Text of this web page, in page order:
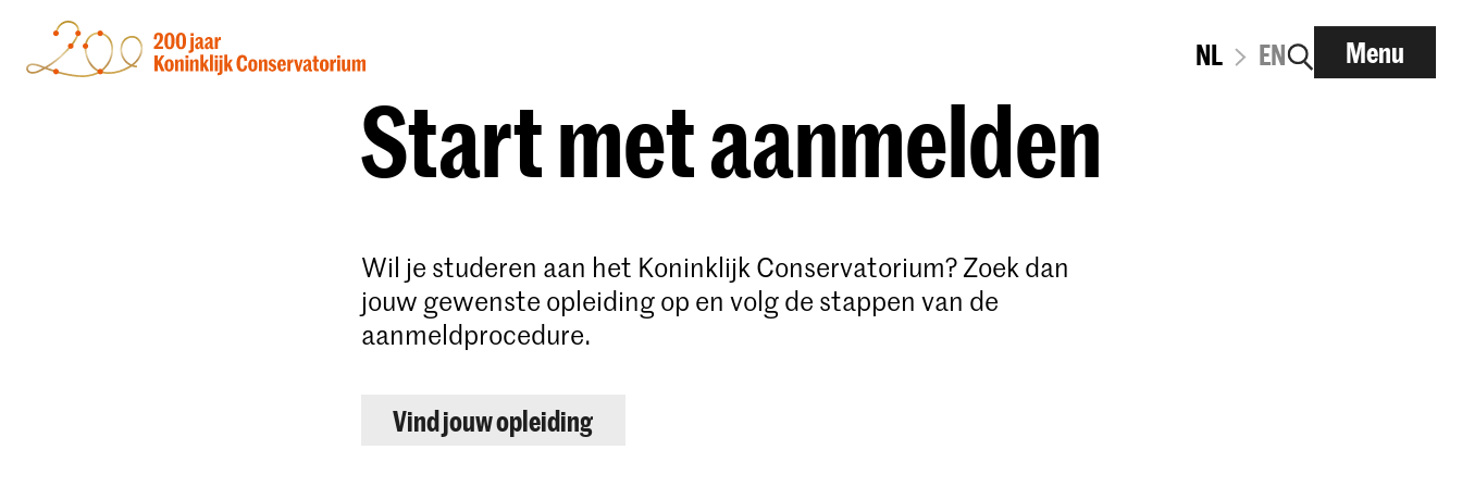
NL EN Menu
Start met aanmelden
Wil je studeren aan het Koninklijk Conservatorium? Zoek dan
jouw gewenste opleiding op en volg de stappen van de
aanmeldprocedure.
Vind jouw opleiding